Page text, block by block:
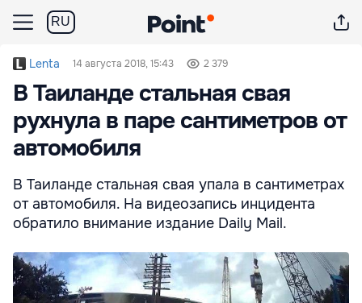
RU
Lenta 14 августа 2018, 15:43 2 379
В Таиланде стальная свая
рухнула в паре сантиметров от
автомобиля
В Таиланде стальная свая упала в сантиметрах
от автомобиля. На видеозапись инцидента
обратило внимание издание Daily Mail.